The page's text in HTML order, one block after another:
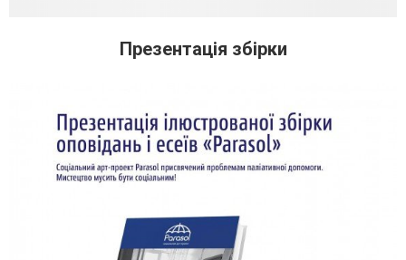
Презентація збірки